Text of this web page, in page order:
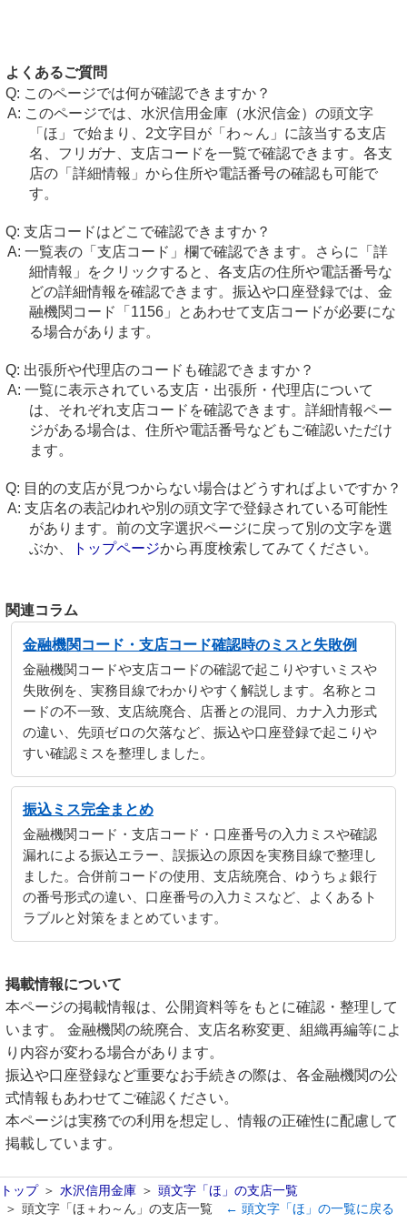
よくあるご質問
このページでは何が確認できますか？
このページでは、水沢信用金庫（水沢信金）の頭文字
「ほ」で始まり、2文字目が「わ～ん」に該当する支店
名、フリガナ、支店コードを一覧で確認できます。各支
店の「詳細情報」から住所や電話番号の確認も可能で
す。
支店コードはどこで確認できますか？
一覧表の「支店コード」欄で確認できます。さらに「詳
細情報」をクリックすると、各支店の住所や電話番号な
どの詳細情報を確認できます。振込や口座登録では、金
融機関コード「1156」とあわせて支店コードが必要にな
る場合があります。
出張所や代理店のコードも確認できますか？
一覧に表示されている支店・出張所・代理店について
は、それぞれ支店コードを確認できます。詳細情報ペー
ジがある場合は、住所や電話番号などもご確認いただけ
ます。
目的の支店が見つからない場合はどうすればよいですか？
支店名の表記ゆれや別の頭文字で登録されている可能性
があります。前の文字選択ページに戻って別の文字を選
ぶか、
トップページから再度検索してみてください。
関連コラム
金融機関コード・支店コード確認時のミスと失敗例
金融機関コードや支店コードの確認で起こりやすいミスや
失敗例を、実務目線でわかりやすく解説します。名称とコ
ードの不一致、支店統廃合、店番との混同、カナ入力形式
の違い、先頭ゼロの欠落など、振込や口座登録で起こりや
すい確認ミスを整理しました。
振込ミス完全まとめ
金融機関コード・支店コード・口座番号の入力ミスや確認
漏れによる振込エラー、誤振込の原因を実務目線で整理し
ました。合併前コードの使用、支店統廃合、ゆうちょ銀行
の番号形式の違い、口座番号の入力ミスなど、よくあるト
ラブルと対策をまとめています。
掲載情報について
本ページの掲載情報は、公開資料等をもとに確認・整理して
います。 金融機関の統廃合、支店名称変更、組織再編等によ
り内容が変わる場合があります。
振込や口座登録など重要なお手続きの際は、各金融機関の公
式情報もあわせてご確認ください。
本ページは実務での利用を想定し、情報の正確性に配慮して
掲載しています。
トップ 水沢信用金庫
頭文字「ほ」の支店一覧
頭文字「ほ＋わ～ん」の支店一覧
← 頭文字「ほ」の一覧に戻る